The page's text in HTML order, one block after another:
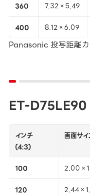
360 7.32×5.49
400 8.12×6.09
Panasonic 投写距離カ
ET-
インチ
(4:3)
画面サ
100
120